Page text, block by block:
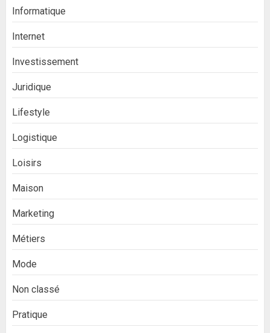
Informatique
Internet
Investissement
Juridique
Lifestyle
Logistique
Loisirs
Maison
Marketing
Métiers
Mode
Non classé
Pratique